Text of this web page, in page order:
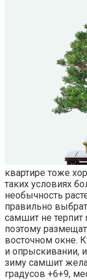
квартире тоже
таких условиях
необычность
правильно
самшит не терпит
поэтому
восточном окне.
и опрыскивании,
зиму самшит
градусов +6+9,